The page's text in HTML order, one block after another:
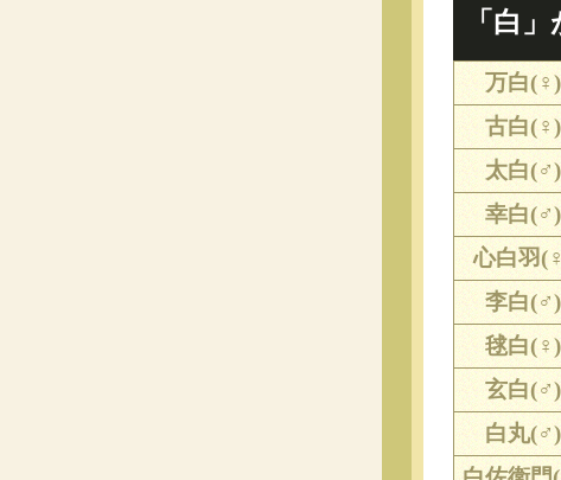
「白
万白(♀)
古白(♀)
太白(♂)
幸白(♂)
心白羽
李白(♂)
毬白(♀)
玄白(♂)
白丸(♂)